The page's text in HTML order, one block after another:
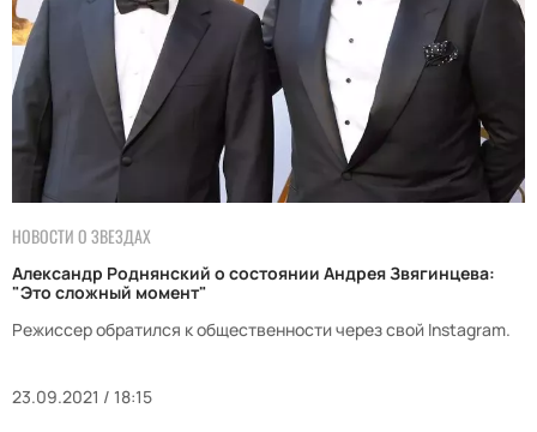
НОВОСТИ О ЗВЕЗДАХ
Александр Роднянский о состоянии Андрея Звягинцева:
"Это сложный момент"
Режиссер обратился к общественности через свой Instagram.
23.09.2021 / 18:15